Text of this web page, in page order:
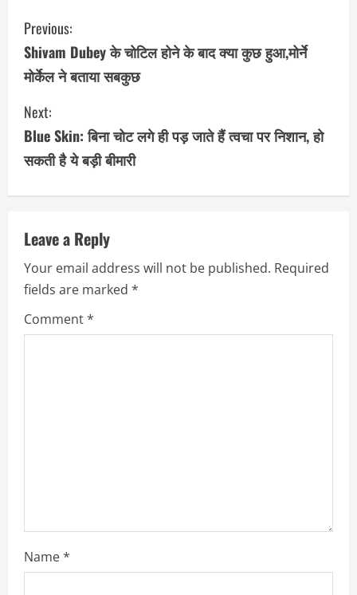
C
o
n
t
i
n
e
R
e
Previous:
Shivam Dubey के चोटिल होने के बाद क्या कुछ हुआ,मोर्ने
मोर्केल ने बताया सबकुछ
Next:
Blue Skin: बिना चोट लगे ही पड़ जाते हैं त्वचा पर निशान, हो
सकती है ये बड़ी बीमारी
Leave a Reply
Your email address will not be published. Required
fields are marked *
Comment*
Name*